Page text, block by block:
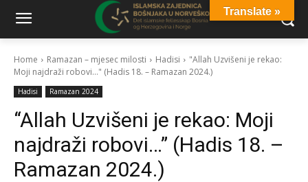
Home Ramazan – mjesec milosti Hadisi
"Allah Uzvišeni je rekao:
Moji najdraži robovi…" (Hadis 18. – Ramazan 2024.)
Hadisi Ramazan 2024
“Allah Uzvišeni je rekao: Moji
najdraži robovi…” (Hadis 18. –
Ramazan 2024.)
Translate »